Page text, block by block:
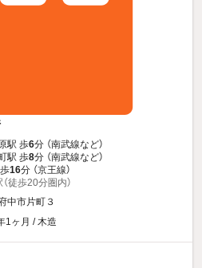
駅 歩6分 （南武線など）
駅 歩8分 （南武線など）
16分 （京王線）
徒歩20分圏内）
中市片町３
1ヶ月 / 木造